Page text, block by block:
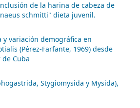
de la harina de cabeza de
schmitti" dieta juvenil.
y variación demográfica en
(Pérez-Farfante, 1969) desde
Cuba
Stygiomysida y Mysida),